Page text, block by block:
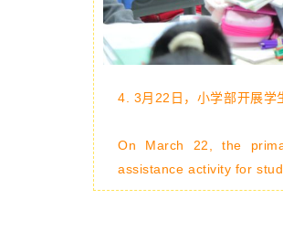
4. 3月22日， 小学部开展学
On March 22, the
assistance activity for